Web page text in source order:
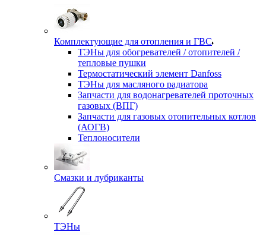
Комплектующие для отопления и ГВС
ТЭНы для обогревателей / отопителей /
тепловые пушки
Термостатический элемент Danfoss
ТЭНы для масляного радиатора
Запчасти для водонагревателей проточных
газовых (ВПГ)
Запчасти для газовых отопительных котлов
(АОГВ)
Теплоносители
Смазки и лубриканты
ТЭНы